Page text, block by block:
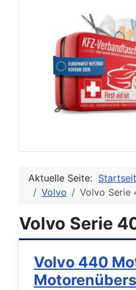
Aktuelle Seite:
Volvo
Volvo Serie
Volvo Serie
Volvo 440